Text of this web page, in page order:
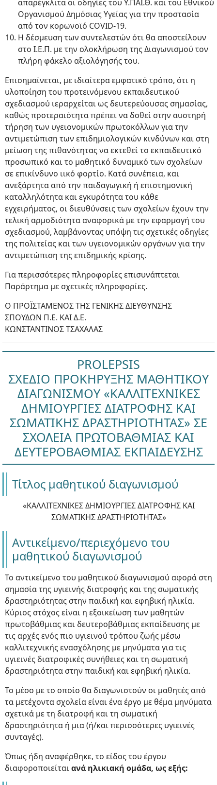
απαρέγκλιτα οι οδηγίες του Υ.ΠΑΙ.Θ. και του Εθνικού
Οργανισμού Δημόσιας Υγείας για την προστασία
από τον κορωνοϊό COVID-19.
Η δέσμευση των συντελεστών ότι θα αποστείλουν
στο Ι.Ε.Π. με την ολοκλήρωση της Διαγωνισμού τον
πλήρη φάκελο αξιολόγησής του.
Επισημαίνεται, με ιδιαίτερα εμφατικό τρόπο, ότι η
υλοποίηση του προτεινόμενου εκπαιδευτικού
σχεδιασμού ιεραρχείται ως δευτερεύουσας σημασίας,
καθώς προτεραιότητα πρέπει να δοθεί στην αυστηρή
τήρηση των υγειονομικών πρωτοκόλλων για την
αντιμετώπιση των επιδημιολογικών κινδύνων και στη
μείωση της πιθανότητας να εκτεθεί το εκπαιδευτικό
προσωπικό και το μαθητικό δυναμικό των σχολείων
σε επικίνδυνο ιικό φορτίο. Κατά συνέπεια, και
ανεξάρτητα από την παιδαγωγική ή επιστημονική
καταλληλότητα και εγκυρότητα του κάθε
εγχειρήματος, οι διευθύνσεις των σχολείων έχουν την
τελική αρμοδιότητα αναφορικά με την εφαρμογή του
σχεδιασμού, λαμβάνοντας υπόψη τις σχετικές οδηγίες
της πολιτείας και των υγειονομικών οργάνων για την
αντιμετώπιση της επιδημικής κρίσης.
Για περισσότερες πληροφορίες επισυνάπτεται
Παράρτημα με σχετικές πληροφορίες.
Ο ΠΡΟΪΣΤΑΜΕΝΟΣ ΤΗΣ ΓΕΝΙΚΗΣ ΔΙΕΥΘΥΝΣΗΣ
ΣΠΟΥΔΩΝ Π.Ε. ΚΑΙ Δ.Ε.
ΚΩΝΣΤΑΝΤΙΝΟΣ ΤΣΑΧΑΛΑΣ
PROLEPSIS
ΣΧΕΔΙΟ ΠΡΟΚΗΡΥΞΗΣ ΜΑΘΗΤΙΚΟΥ
ΔΙΑΓΩΝΙΣΜΟΥ «ΚΑΛΛΙΤΕΧΝΙΚΕΣ
ΔΗΜΙΟΥΡΓΙΕΣ ΔΙΑΤΡΟΦΗΣ ΚΑΙ
ΣΩΜΑΤΙΚΗΣ ΔΡΑΣΤΗΡΙΟΤΗΤΑΣ» ΣΕ
ΣΧΟΛΕΙΑ ΠΡΩΤΟΒΑΘΜΙΑΣ ΚΑΙ
ΔΕΥΤΕΡΟΒΑΘΜΙΑΣ ΕΚΠΑΙΔΕΥΣΗΣ
Τίτλος μαθητικού διαγωνισμού
«ΚΑΛΛΙΤΕΧΝΙΚΕΣ ΔΗΜΙΟΥΡΓΙΕΣ ΔΙΑΤΡΟΦΗΣ ΚΑΙ
ΣΩΜΑΤΙΚΗΣ ΔΡΑΣΤΗΡΙΟΤΗΤΑΣ»
Αντικείμενο/περιεχόμενο του
μαθητικού διαγωνισμού
Το αντικείμενο του μαθητικού διαγωνισμού αφορά στη
σημασία της υγιεινής διατροφής και της σωματικής
δραστηριότητας στην παιδική και εφηβική ηλικία.
Κύριος στόχος είναι η εξοικείωση των μαθητών
πρωτοβάθμιας και δευτεροβάθμιας εκπαίδευσης με
τις αρχές ενός πιο υγιεινού τρόπου ζωής μέσω
καλλιτεχνικής ενασχόλησης με μηνύματα για τις
υγιεινές διατροφικές συνήθειες και τη σωματική
δραστηριότητα στην παιδική και εφηβική ηλικία.
Το μέσο με το οποίο θα διαγωνιστούν οι μαθητές από
τα μετέχοντα σχολεία είναι ένα έργο με θέμα μηνύματα
σχετικά με τη διατροφή και τη σωματική
δραστηριότητα ή μια (ή/και περισσότερες υγιεινές
συνταγές).
Όπως ήδη αναφέρθηκε, το είδος του έργου
διαφοροποιείταιανά ηλικιακή ομάδα, ως εξής: